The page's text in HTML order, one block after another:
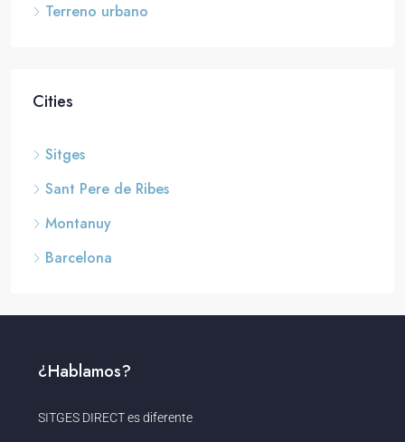
Terreno urbano
Cities
Sitges
Sant Pere de Ribes
Montanuy
Barcelona
¿Hablamos?
SITGES DIRECT es diferente